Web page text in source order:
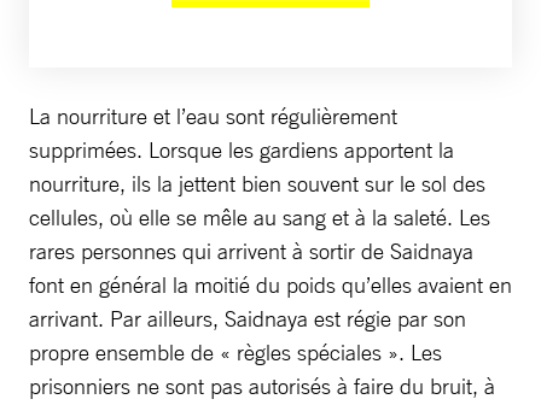
La nourriture et l’eau sont régulièrement
supprimées. Lorsque les gardiens apportent la
nourriture, ils la jettent bien souvent sur le sol des
cellules, où elle se mêle au sang et à la saleté. Les
rares personnes qui arrivent à sortir de Saidnaya
font en général la moitié du poids qu’elles avaient en
arrivant. Par ailleurs, Saidnaya est régie par son
propre ensemble de « règles spéciales ». Les
prisonniers ne sont pas autorisés à faire du bruit, à